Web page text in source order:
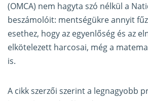
(OMCA) nem hagyta szó nélkül a
beszámolóit: mentségükre annyit
esethez, hogy az egyenlőség és az
elkötelezett harcosai, még a
is.
A cikk szerzői szerint a legnagyobb